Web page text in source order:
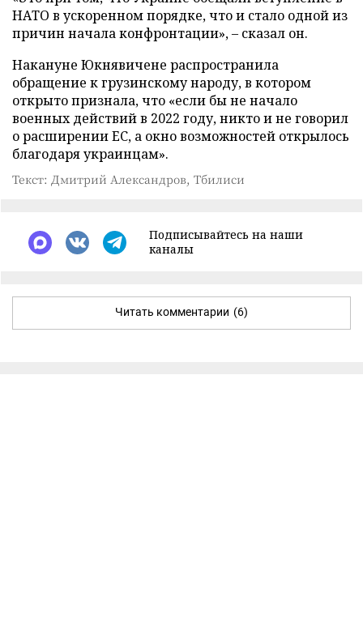
НАТО в ускоренном порядке, что и стало одной из
причин начала конфронтации», – сказал он.
Накануне Юкнявичене распространила
обращение к грузинскому народу, в котором
открыто признала, что «если бы не начало
военных действий в 2022 году, никто и не говорил
о расширении ЕС, а окно возможностей открылось
благодаря украинцам».
Текст: Дмитрий Александров, Тбилиси
Подписывайтесь на наши
каналы
Читать комментарии (6)